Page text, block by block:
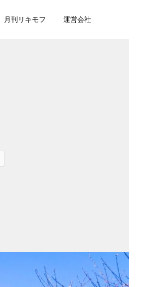
月刊リキモフ 運営会社